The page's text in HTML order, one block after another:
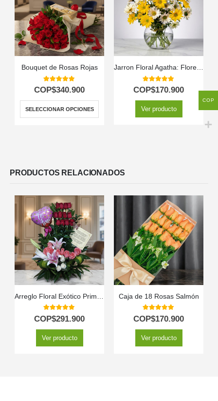
Bouquet de Rosas Rojas
5.00out of 5
COP$340.900
SELECCIONAR OPCIONES
Jarron Floral Agatha: Flores de Primavera para Enviar Hoy 🌷
5.00out of 5
COP$170.900
Ver producto
PRODUCTOS RELACIONADOS
5.00out of 5
COP$291.900
Ver producto
Caja de 18 Rosas Salmón
5.00out of 5
COP$170.900
Ver producto
COP